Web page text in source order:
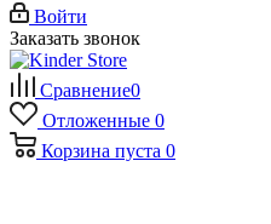
Войти
Заказать звонок
Сравнение0
Отложенные 0
Корзина пуста 0